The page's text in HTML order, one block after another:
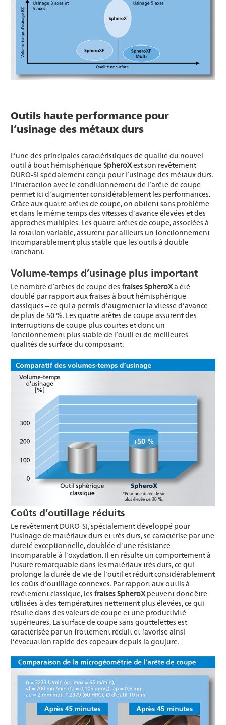
Outils haute performance pour
l’usinage des métaux durs
L’une des principales caractéristiques de qualité du nouvel
outil à bout hémisphérique SpheroXest son revêtement
DURO-SI spécialement conçu pour l’usinage des métaux durs.
L’interaction avec le conditionnement de l’arête de coupe
permet ici d’augmenter considérablement les performances.
Grâce aux quatre arêtes de coupe, on obtient sans problème
et dans le même temps des vitesses d’avance élevées et des
approches multiples. Les quatre arêtes de coupe, associées à
la rotation variable, assurent par ailleurs un fonctionnement
incomparablement plus stable que les outils à double
tranchant.
Volume-temps d’usinage plus important
Le nombre d’arêtes de coupe des fraises SpheroXa été
doublé par rapport aux fraises à bout hémisphérique
classiques – ce qui a permis d’augmenter la vitesse d’avance
de plus de 50 %. Les quatre arêtes de coupe assurent des
interruptions de coupe plus courtes et donc un
fonctionnement plus stable de l’outil et de meilleures
qualités de surface du composant.
Coûts d’outillage réduits
Le revêtement DURO-SI, spécialement développé pour
l’usinage de matériaux durs et très durs, se caractérise par une
dureté exceptionnelle, doublée d’une résistance
incomparable à l’oxydation. Il en résulte un comportement à
l’usure remarquable dans les matériaux très durs, ce qui
prolonge la durée de vie de l’outil et réduit considérablement
les coûts d’outillage connexes. Par rapport aux outils à
revêtement classique, les fraises SpheroXpeuvent donc être
utilisées à des températures nettement plus élevées, ce qui
résulte dans des valeurs de coupe et une productivité
supérieures. La surface de coupe sans gouttelettes est
caractérisée par un frottement réduit et favorise ainsi
l’évacuation rapide des copeaux depuis la goujure.